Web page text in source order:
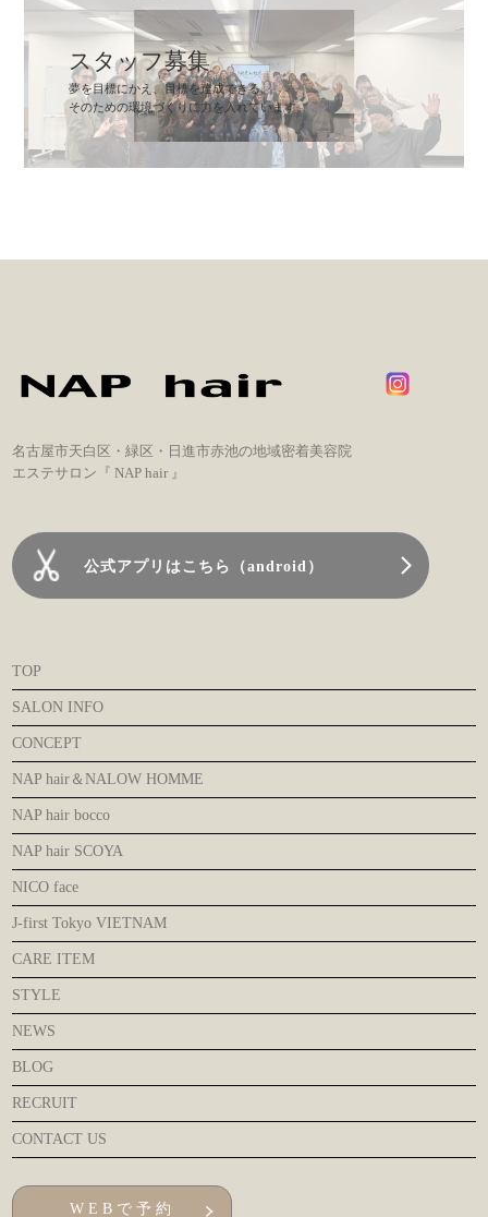
スタッフ募集
夢を目標にかえ、目標を達成できる。
そのための環境づくりに力を入れています。
WEBで予約
名古屋市天白区・緑区・日進市赤池の地域密着美容院
エステサロン『 NAP hair 』
公式アプリはこちら（android）
TOP
SALON INFO
CONCEPT
NAP hair＆NALOW HOMME
NAP hair bocco
NAP hair SCOYA
NICO face
J-first Tokyo VIETNAM
CARE ITEM
STYLE
NEWS
BLOG
RECRUIT
CONTACT US